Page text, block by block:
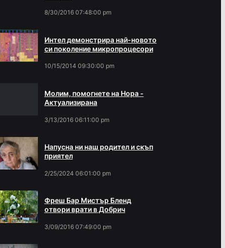
8/30/2016 07:48:00 pm
Интел демонстрира най-новото
си поколение микропроцесори
10/15/2014 09:30:00 pm
Молим, помогнете на Нора -
Актуализирана
3/13/2016 06:11:00 pm
Напусна ни наш родител и скъп
приятел
2/25/2024 06:01:00 pm
Фреш Бар Мистър Бленд
отвори врати в Добрич
3/09/2016 07:49:00 pm